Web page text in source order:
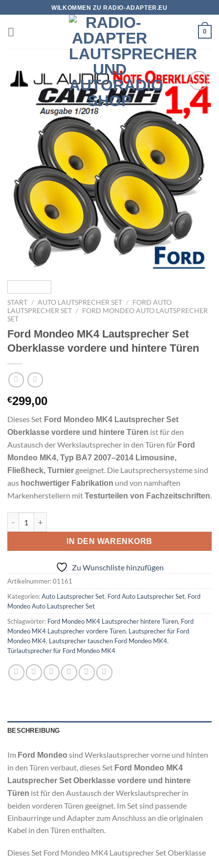
Inhalt
springen
WILKOMMEN ZU RADIO-ADAPTER.EU
0
Zu
Wunschliste
hinzufügen
START / AUTO LAUTSPRECHER SET / FORD AUTO
LAUTSPRECHER SET / FORD MONDEO AUTO LAUTSPRECHER
SET
Ford Mondeo MK4 Lautsprecher Set
Oberklasse vordere und hintere Türen
€299,00
Dieses Set Ford Mondeo MK4 Lautsprecher Set
Oberklasse vordere und hintere Türen ist für den
Austausch der Werkslautsprecher in den Türen für Ford
Mondeo MK4, Typ BA7 2007–2014 Limousine,
Fließheck, Turnier geeignet. Die Lautsprechersysteme sind
aus hochwertiger Fabrikation und von namhaften
Markenherstellern mitTesturteilen von Fachzeitschriften.
IN DEN WARENKORB
Zu Wunschliste hinzufügen
Artikelnummer:01161
Kategorien:Auto Lautsprecher Set, Ford Auto Lautsprecher Set, Ford
Mondeo Auto Lautsprecher Set
Schlagwörter: Ford Mondeo MK4 Lautsprecher hintere Türen, Ford
Mondeo MK4 Lautsprecher vordere Türen, Lautsprecher für Ford
Mondeo MK4, Lautsprecher tauschen Ford Mondeo MK4,
Türlautsprecher für Ford Mondeo MK4
BESCHREIBUNG
Im Ford Mondeo sind Werkslautsprecher vorne und hinten
in den Türen verbaut, dieses Set Ford Mondeo MK4
Lautsprecher Set Oberklasse vordere und hintere
Türen ist für den Austausch der Werkslautsprecher in
beiden vorderen Türen geeignet. Im Set sind passende
Einbaurringe und Adapter zum Anschluss an die originalen
Kabel in den Türen enthalten.
Dieses Set Ford Mondeo MK4 Lautsprecher Set Oberklasse